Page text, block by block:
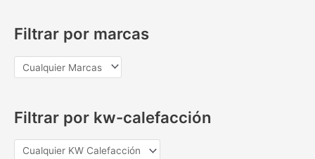
Filtrar por marcas
Filtrar por kw-calefacción